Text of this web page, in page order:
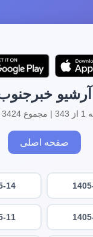
آرشیو
صفحه اصلی
14
11